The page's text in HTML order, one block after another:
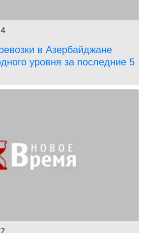
в Азербайджане
уровня за последние 5